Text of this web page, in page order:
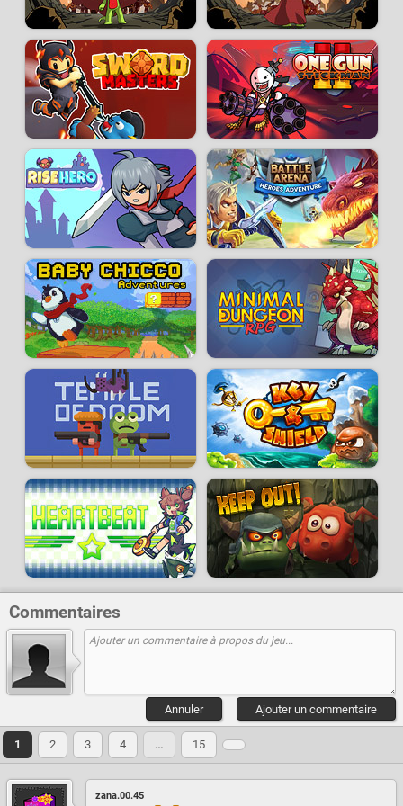
Commentaires
Ajouter un commentaire
Annuler
1 2 3 4 … 15
zana.00.45